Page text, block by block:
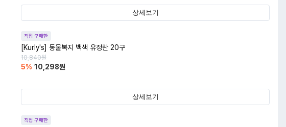
상세보기
직접 구매한
[Kurly's] 동물복지 백색 유정란 20구
10,840원
5% 10,298원
상세보기
직접 구매한